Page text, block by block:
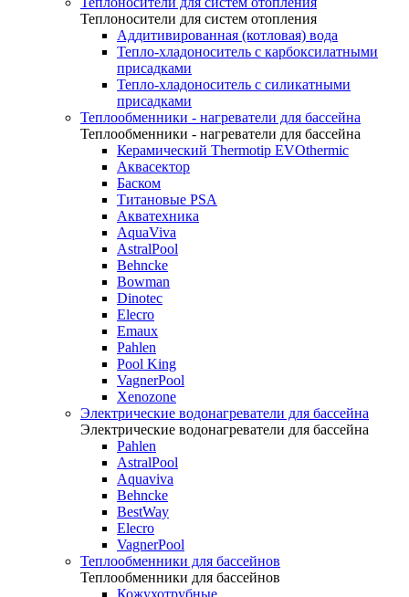
Теплоносители для систем отопления
Аддитивированная (котловая) вода
Тепло-хладоноситель с карбоксилатными
присадками
Тепло-хладоноситель с силикатными
присадками
Теплообменники - нагреватели для бассейна
Теплообменники - нагреватели для бассейна
Керамический Thermotip EVOthermic
Аквасектор
Баском
Титановые PSA
Акватехника
AquaViva
AstralPool
Behncke
Bowman
Dinotec
Elecro
Emaux
Pahlen
Pool King
VagnerPool
Xenozone
Электрические водонагреватели для бассейна
Электрические водонагреватели для бассейна
Pahlen
AstralPool
Aquaviva
Behncke
BestWay
Elecro
VagnerPool
Теплообменники для бассейнов
Теплообменники для бассейнов
Кожухотрубные